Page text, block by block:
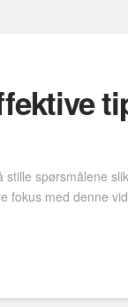
spørsmålene
fokus med denne